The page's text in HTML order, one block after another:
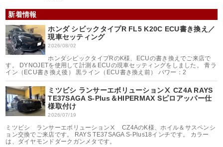
新着情報
ホンダ シビックタイプR FL5 K20C ECU書き換え／
現車セッティング
2026/08/02
ホンダシビックタイプRのK様、ECUの書き換えでご来店で
す。 DYNOJETを使用して計測＆ECUの現車セッティングをしました。 青ラ
イン（ECU書き換え後） 黒ライン（ECU書き換え前） パワー：2
ミツビシ ランサーエボリューションⅩ CZ4A RAYS
TE37SAGA S-Plus＆HIPERMAX Sピロアッパー仕
様取付け
2026/07/19
ミツビシ ランサーエボリューションⅩ CZ4AのK様、ホイル＆サスペンシ
ョン交換でご来店です。 RAYS TE37SAGA S-Plus18インチです。 カラー
は、ダイヤモンドダークガンメタです。